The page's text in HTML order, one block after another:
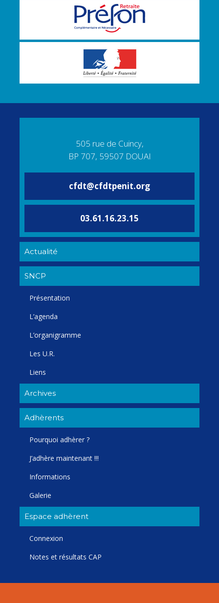
505 rue de Cuincy,
BP 707, 59507 DOUAI
cfdt@cfdtpenit.org
03.61.16.23.15
Actualité
SNCP
Présentation
L’agenda
L’organigramme
Les U.R.
Liens
Archives
Adhèrents
Pourquoi adhèrer ?
J’adhère maintenant !!!
Informations
Galerie
Espace adhèrent
Connexion
Notes et résultats CAP